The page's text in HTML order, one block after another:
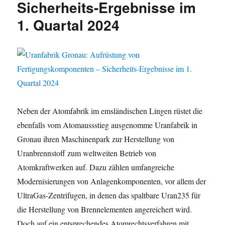
Uranfabriken
in
gehören
stillgelegt!
Sicherheits-Ergebnisse im
1. Quartal 2024
Neben der Atomfabrik im emsländischen Lingen rüstet die
ebenfalls vom Atomaussstieg ausgenomme Uranfabrik in
Gronau ihren Maschinenpark zur Herstellung von
Uranbrennstoff zum weltweiten Betrieb von
Atomkraftwerken auf. Dazu zählen umfangreiche
Modernisierungen von Anlagenkomponenten, vor allem der
UltraGas-Zentrifugen, in denen das spaltbare Uran235 für
die Herstellung von Brennelementen angereichert wird.